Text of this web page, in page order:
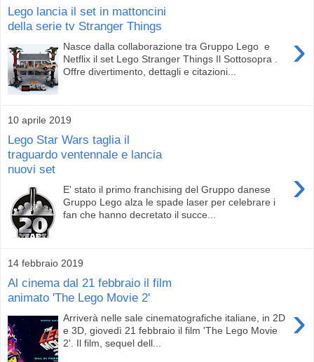
Lego lancia il set in mattoncini
della serie tv Stranger Things
›
Nasce dalla collaborazione tra Gruppo Lego e
Netflix il set Lego Stranger Things Il Sottosopra .
Offre divertimento, dettagli e citazioni...
10 aprile 2019
Lego Star Wars taglia il
traguardo ventennale e lancia
nuovi set
›
E' stato il primo franchising del Gruppo danese
Gruppo Lego alza le spade laser per celebrare i
fan che hanno decretato il succe...
14 febbraio 2019
Al cinema dal 21 febbraio il film
animato 'The Lego Movie 2'
›
Arriverà nelle sale cinematografiche italiane, in 2D
e 3D, giovedì 21 febbraio il film 'The Lego Movie
2'. Il film, sequel dell...